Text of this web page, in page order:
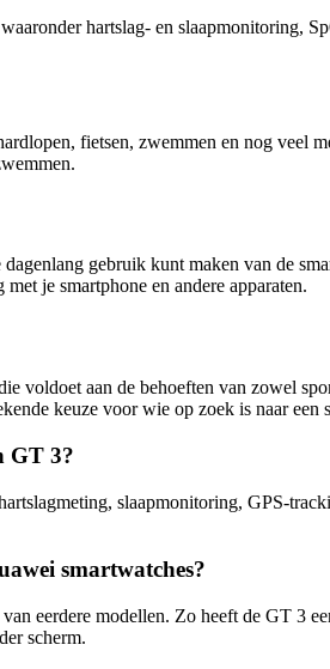
hartslag- en slaapmonitoring,
fietsen, zwemmen en nog
gebruik kunt maken van de
je smartphone en andere apparaten.
aan de behoeften van zowel
keuze voor wie op zoek is naar een
GT 3?
slaapmonitoring, GPS-
smartwatches?
eerdere modellen. Zo heeft de GT 3
scherm.